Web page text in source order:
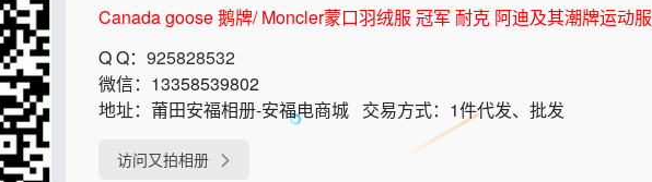
Canada goose 鹅牌/ Moncler蒙口羽绒服 冠军 耐克 阿迪及其潮牌运动服
Q Q： 925828532
微信： 13358539802
地址： 莆田安福相册-安福电商城 交易方式： 1件代发、批发
访问又拍相册